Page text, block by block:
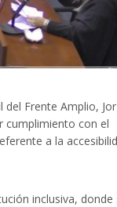
Frente Amplio,
cumplimiento con el
a la
inclusiva, donde